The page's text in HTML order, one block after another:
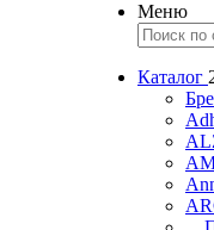
Меню
Каталог